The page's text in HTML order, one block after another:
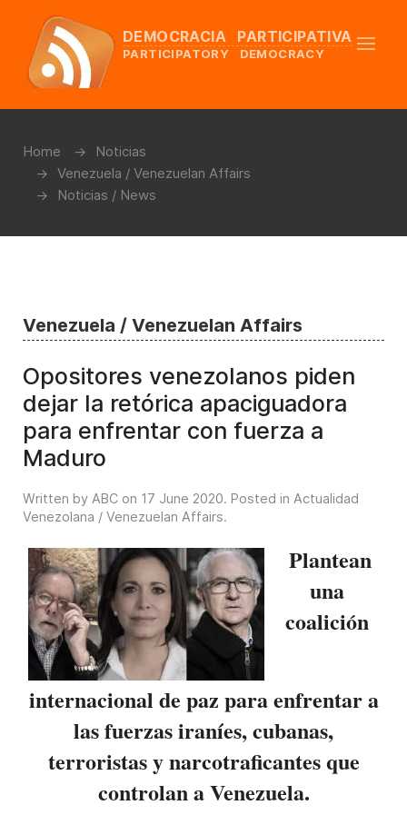
DEMOCRACIA PARTICIPATIVA
PARTICIPATORY DEMOCRACY
Home
Noticias
Venezuela / Venezuelan Affairs
Noticias / News
Venezuela / Venezuelan Affairs
Opositores venezolanos piden
dejar la retórica apaciguadora
para enfrentar con fuerza a
Maduro
Written by ABC on 17 June 2020. Posted in Actualidad
Venezolana / Venezuelan Affairs.
Plantean
una
coalición
internacional de paz para enfrentar a
las fuerzas iraníes, cubanas,
terroristas y narcotraficantes que
controlan a Venezuela.